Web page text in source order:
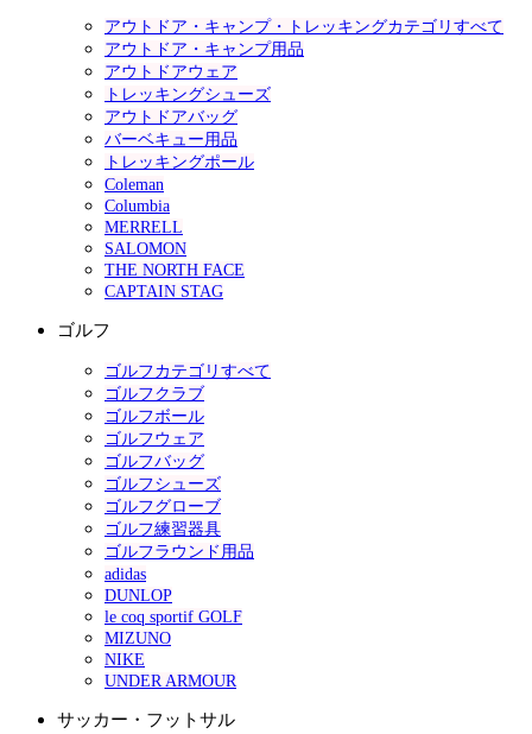
アウトドア・キャンプ・トレッキングカテゴリすべて
アウトドア・キャンプ用品
アウトドアウェア
トレッキングシューズ
アウトドアバッグ
バーベキュー用品
トレッキングポール
Coleman
Columbia
MERRELL
SALOMON
THE NORTH FACE
CAPTAIN STAG
ゴルフ
ゴルフカテゴリすべて
ゴルフクラブ
ゴルフボール
ゴルフウェア
ゴルフバッグ
ゴルフシューズ
ゴルフグローブ
ゴルフ練習器具
ゴルフラウンド用品
adidas
DUNLOP
le coq sportif GOLF
MIZUNO
NIKE
UNDER ARMOUR
サッカー・フットサル